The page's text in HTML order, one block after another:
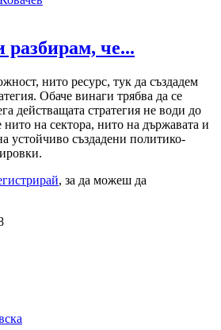
че...
нито ресурс, тук да създадем
Обаче винаги трябва да се
действащата стратегия не води до
нито на сектора, нито на държавата и
устойчиво създадени политико-
, за да можеш да